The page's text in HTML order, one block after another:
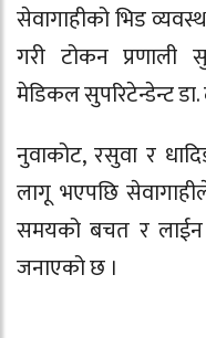
सेवागाहीको भिड
गरी टोकन प्रणाली
मेडिकल सुपरिटेन्डेन्ट डा.
नुवाकोट, रसुवा र
लागू भएपछि
समयको बचत र
जनाएको छ ।